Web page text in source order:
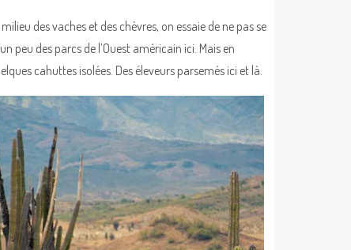
des vaches et des chèvres, on essaie de ne pas se
peu des parcs de l’Ouest américain ici. Mais en
cahuttes isolées. Des éleveurs parsemés ici et là.